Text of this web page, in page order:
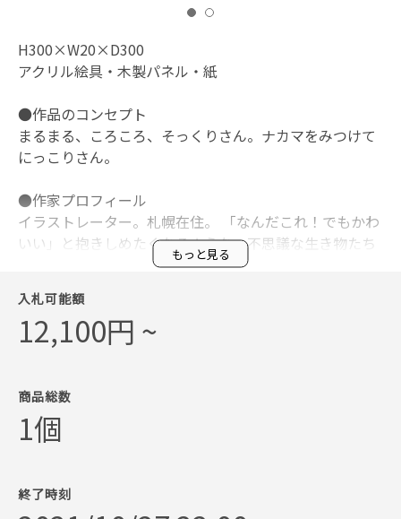
H300×W20×D300
アクリル絵具・木製パネル・紙
●作品のコンセプト
まるまる、ころころ、そっくりさん。ナカマをみつけて
にっこりさん。
●作家プロフィール
イラストレーター。札幌在住。 「なんだこれ！でもかわ
いい」と抱きしめたくなるような、不思議な生き物たち
のイラストやマンガを制作。雑誌・広告のイラストやテ
※最終落札価格からサービス利用料などの諸経費を引い
た額の5割を作家へ還元し、2割は保護犬の譲渡会などの
クト』へ寄付し、3割は会場費とさせていただきます。
※入札後のオークション状況のお知らせ・落札後の支払
※落札確定後、指定の期間内にお支払いが行われなかっ
もっと見る
入札可能額
12,100円 ~
商品総数
1個
終了時刻